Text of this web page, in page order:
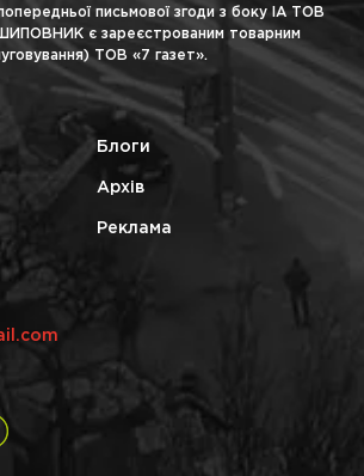
письмової згоди з боку ІА ТОВ
є зареєстрованим товарним
ТОВ «7 газет».
Блоги
Архів
Реклама